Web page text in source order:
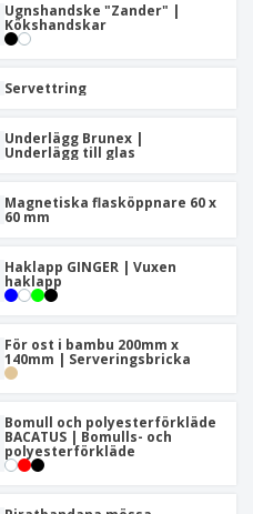
Ugnshandske "Zander" |
Kökshandskar
Servettring
Underlägg Brunex |
Underlägg till glas
Magnetiska flasköppnare 60 x
60 mm
Haklapp GINGER | Vuxen
haklapp
För ost i bambu 200mm x
140mm | Serveringsbricka
Bomull och polyesterförkläde
BACATUS | Bomulls- och
polyesterförkläde